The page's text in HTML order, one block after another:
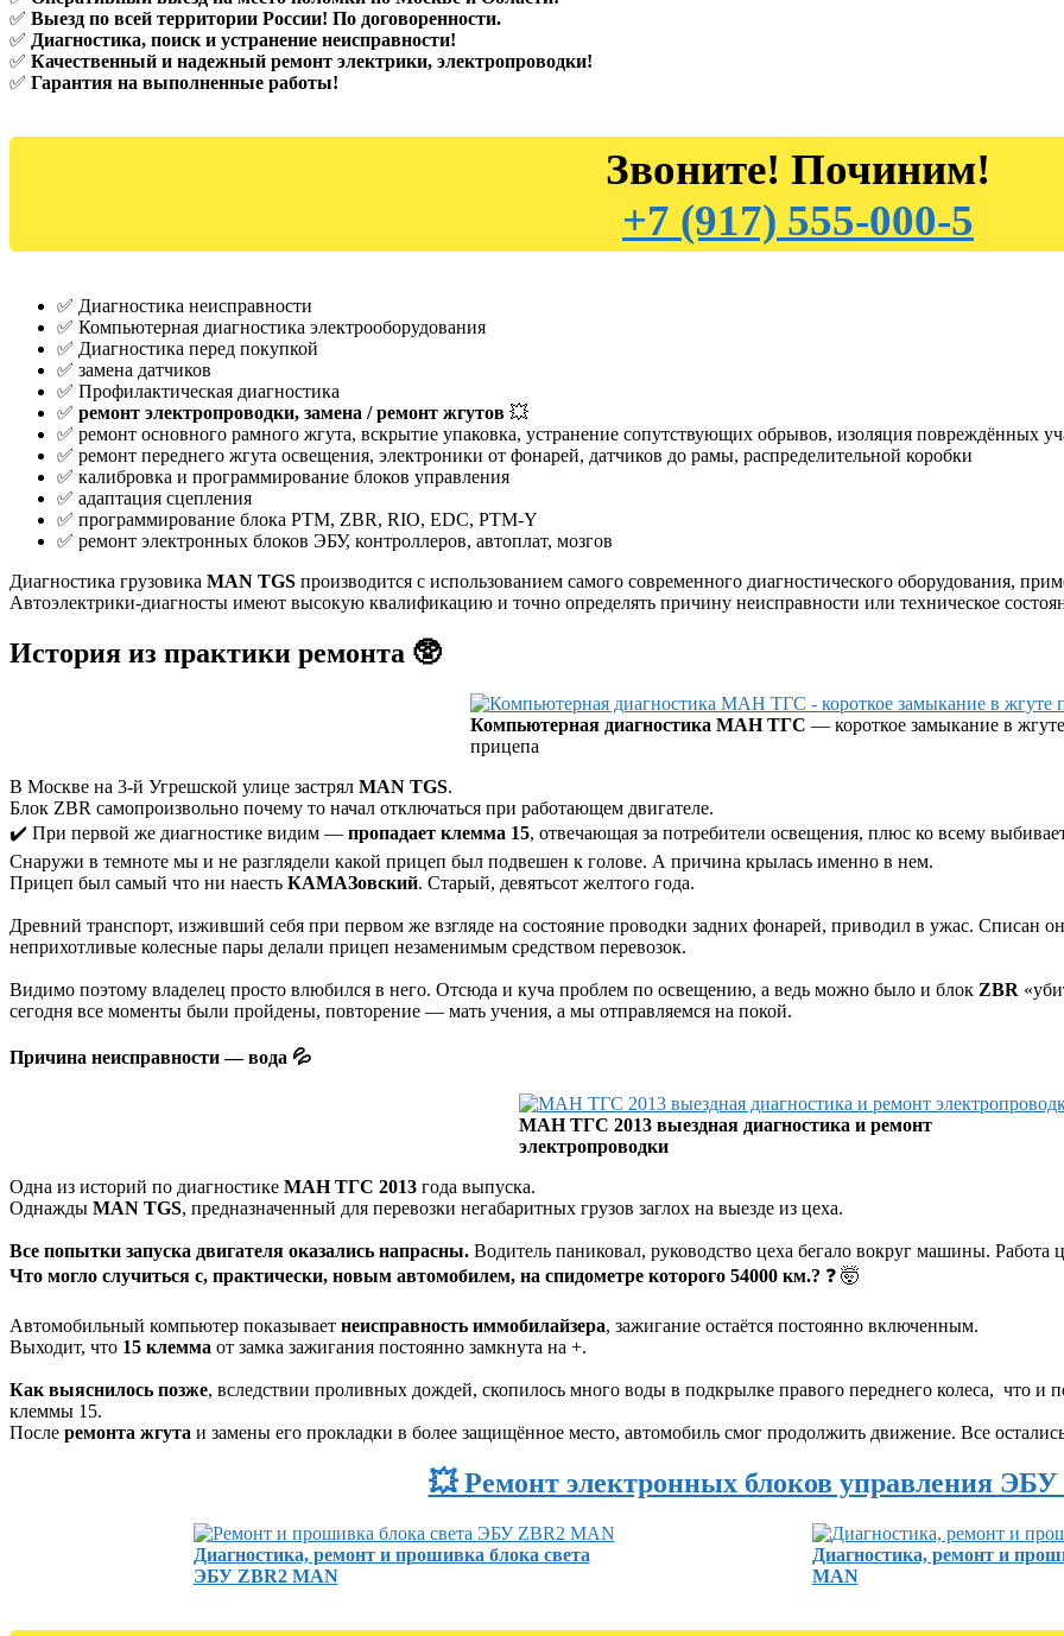
✅ Выезд по всей территории России! По договоренности.
✅ Диагностика, поиск и устранение неисправности!
✅ Качественный и надежный ремонт электрики, электропроводки!
✅ Гарантия на выполненные работы!
Звоните! Починим!
+7 (917) 555-000-5
✅ Диагностика неисправности
✅ Компьютерная диагностика электрооборудования
✅ Диагностика перед покупкой
✅ замена датчиков
✅ Профилактическая диагностика
✅ ремонт электропроводки, замена / ремонт жгутов 💥
✅ ремонт основного рамного жгута, вскрытие упаковка, устранение сопутствующих обрывов, изоляция повреждённых
✅ ремонт переднего жгута освещения, электроники от фонарей, датчиков до рамы, распределительной коробки
✅ калибровка и программирование блоков управления
✅ адаптация сцепления
✅ программирование блока PTM, ZBR, RIO, EDC, PTM-Y
✅ ремонт электронных блоков ЭБУ, контроллеров, автоплат, мозгов
Диагностика грузовика MAN TGS производится с использованием самого современного диагностического оборудования,
Автоэлектрики-диагносты имеют высокую квалификацию и точно определять причину неисправности или техническое
История из практики ремонта 🥸
Компьютерная диагностика МАН ТГС — короткое замыкание в жгуте
прицепа
В Москве на 3-й Угрешской улице застрял MAN TGS.
Блок ZBR самопроизвольно почему то начал отключаться при работающем двигателе.
✔️ При первой же диагностике видим — пропадает клемма 15, отвечающая за потребители освещения, плюс ко всему
Снаружи в темноте мы и не разглядели какой прицеп был подвешен к голове. А причина крылась именно в нем.
Прицеп был самый что ни наесть КАМАЗовский. Старый, девятьсот желтого года.
Древний транспорт, изживший себя при первом же взгляде на состояние проводки задних фонарей, приводил в ужас. Списан
неприхотливые колесные пары делали прицеп незаменимым средством перевозок.
Видимо поэтому владелец просто влюбился в него. Отсюда и куча проблем по освещению, а ведь можно было и блок ZBR
сегодня все моменты были пройдены, повторение — мать учения, а мы отправляемся на покой.
Причина неисправности — вода 💦
МАН ТГС 2013 выездная диагностика и ремонт
электропроводки
Одна из историй по диагностике МАН ТГС 2013 года выпуска.
Однажды MAN TGS, предназначенный для перевозки негабаритных грузов заглох на выезде из цеха.
Все попытки запуска двигателя оказались напрасны. Водитель паниковал, руководство цеха бегало вокруг машины. Работа
Что могло случиться с, практически, новым автомобилем, на спидометре которого 54000 км.? ❓ 🤯
Автомобильный компьютер показывает неисправность иммобилайзера, зажигание остаётся постоянно включенным.
Выходит, что 15 клемма от замка зажигания постоянно замкнута на +.
Как выяснилось позже, вследствии проливных дождей, скопилось много воды в подкрылке правого переднего колеса, что
клеммы 15.
После ремонта жгута и замены его прокладки в более защищённое место, автомобиль смог продолжить движение. Все
💥 Ремонт электронных блоков управления
Диагностика, ремонт и прошивка блока света
ЭБУ ZBR2 MAN
Диагностика, ремонт и
MAN